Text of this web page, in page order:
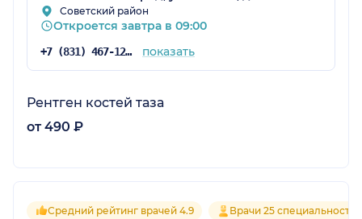
Советский район
Откроется завтра в 09:00
+7 (831) 467-12-60 показать
Рентген костей таза
от 490 ₽
Средний рейтинг врачей 4.9 Врачи 25 специальностей